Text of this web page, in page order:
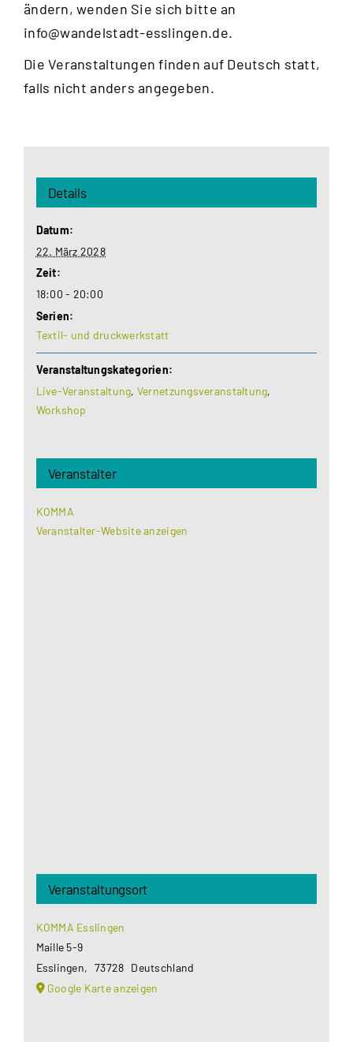
ändern, wenden Sie sich bitte an
info@wandelstadt-esslingen.de.
Die Veranstaltungen finden auf Deutsch statt,
falls nicht anders angegeben.
Details
Datum:
22. März 2028
Zeit:
18:00 - 20:00
Serien:
Textil- und druckwerkstatt
Veranstaltungskategorien:
Live-Veranstaltung, Vernetzungsveranstaltung,
Workshop
Veranstalter
KOMMA
Veranstalter-Website anzeigen
Veranstaltungsort
KOMMA Esslingen
Maille 5-9
Esslingen, 73728 Deutschland
Google Karte anzeigen